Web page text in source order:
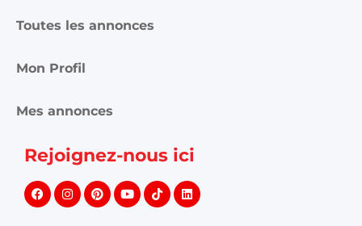
Toutes les annonces
Mon Profil
Mes annonces
Rejoignez-nous ici